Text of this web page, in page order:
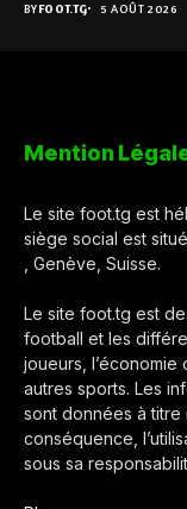
BYFOOT.TG 5 AOÛT 2026
Mention
Le site foot.tg est
siège social est
, Genève, Suisse.
Le site foot.tg est
football et les
joueurs,
autres sports. Les
sont données à titre
conséquence,
sous sa